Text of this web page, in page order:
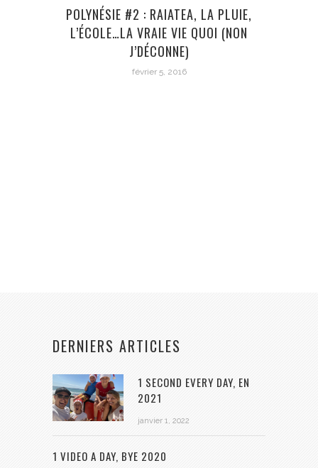
POLYNÉSIE #2 : RAIATEA, LA PLUIE,
L’ÉCOLE…LA VRAIE VIE QUOI (NON
J’DÉCONNE)
février 5, 2016
DERNIERS ARTICLES
1 SECOND EVERY DAY, EN
2021
janvier 1, 2022
1 VIDEO A DAY, BYE 2020